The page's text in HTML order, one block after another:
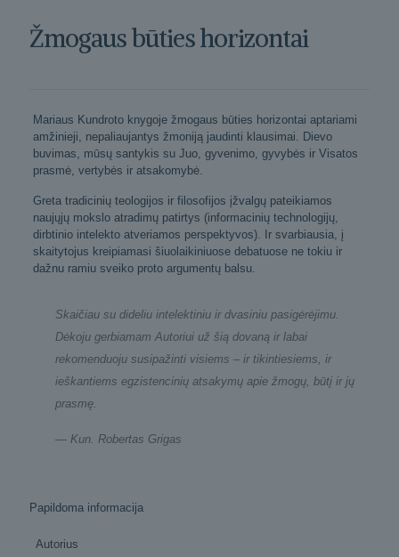
Žmogaus būties horizontai
Mariaus Kundroto knygoje žmogaus būties horizontai aptariami
amžinieji, nepaliaujantys žmoniją jaudinti klausimai. Dievo
buvimas, mūsų santykis su Juo, gyvenimo, gyvybės ir Visatos
prasmė, vertybės ir atsakomybė.
Greta tradicinių teologijos ir filosofijos įžvalgų pateikiamos
naujųjų mokslo atradimų patirtys (informacinių technologijų,
dirbtinio intelekto atveriamos perspektyvos). Ir svarbiausia, į
skaitytojus kreipiamasi šiuolaikiniuose debatuose ne tokiu ir
dažnu ramiu sveiko proto argumentų balsu.
Skaičiau su dideliu intelektiniu ir dvasiniu pasigėrėjimu.
Dėkoju gerbiamam Autoriui už šią dovaną ir labai
rekomenduoju susipažinti visiems – ir tikintiesiems, ir
ieškantiems egzistencinių atsakymų apie žmogų, būtį ir jų
prasmę.
— Kun. Robertas Grigas
Papildoma informacija
Autorius